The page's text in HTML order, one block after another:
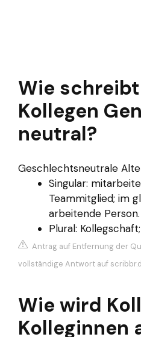
Wie
Kollegen
neutral?
Geschlechtsneutrale
Singular:
Teammitglied; im
arbeitende Person.
Plural:
Antrag auf Entfernung der
vollständige Antwort auf
Wie wird
Kolleginnen